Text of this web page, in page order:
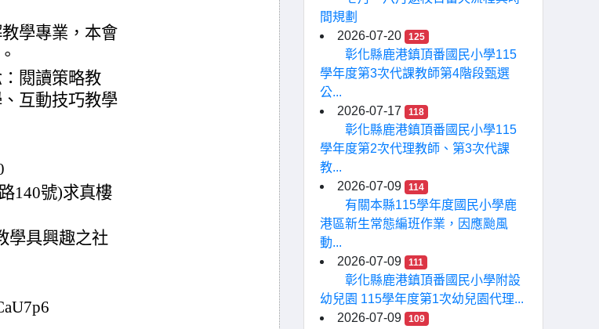
學專業，本會
閱讀策略教
互動技巧教學
140號)求真樓
學具興趣之社
間規劃
2026-07-20
125
彰化縣鹿港鎮頂番國民小學115
學年度第3次代課教師第4階段甄選
公...
2026-07-17
118
彰化縣鹿港鎮頂番國民小學115
學年度第2次代理教師、第3次代課
教...
2026-07-09
114
有關本縣115學年度國民小學鹿
港區新生常態編班作業，因應颱風
動...
2026-07-09
111
彰化縣鹿港鎮頂番國民小學附設
幼兒園 115學年度第1次幼兒園代理...
2026-07-09
109